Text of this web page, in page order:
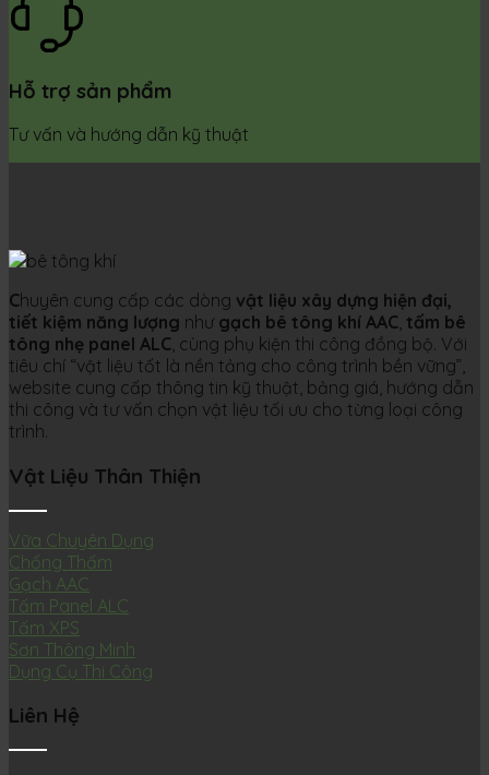
Hỗ trợ sản phẩm
Tư vấn và hướng dẫn kỹ thuật
Chuyên cung cấp các dòng vật liệu xây dựng hiện đại,
tiết kiệm năng lượng như gạch bê tông khí AAC, tấm bê
tông nhẹ panel ALC, cùng phụ kiện thi công đồng bộ. Với
tiêu chí “vật liệu tốt là nền tảng cho công trình bền vững”,
website cung cấp thông tin kỹ thuật, bảng giá, hướng dẫn
thi công và tư vấn chọn vật liệu tối ưu cho từng loại công
trình.
Vật Liệu Thân Thiện
Vữa Chuyên Dụng
Chống Thấm
Gạch AAC
Tấm Panel ALC
Tấm XPS
Sơn Thông Minh
Dụng Cụ Thi Công
Liên Hệ